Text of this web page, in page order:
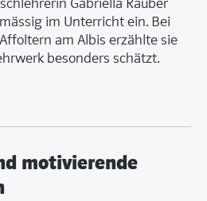
Gabriella Rauber
im Unterricht ein. Bei
am Albis erzählte sie
besonders schätzt.
motivierende